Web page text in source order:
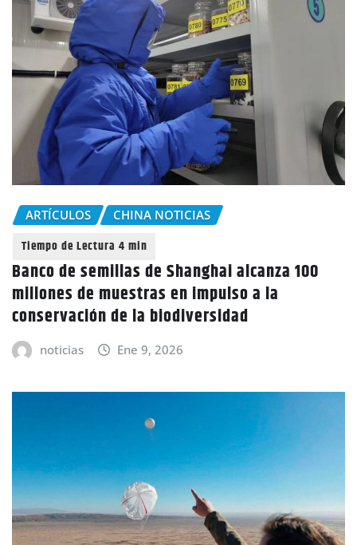
ARTÍCULOS CHINA NOTICIAS
Banco de semillas de Shanghai alcanza 100
millones de muestras en impulso a la
conservación de la biodiversidad
noticias Ene 9, 2026